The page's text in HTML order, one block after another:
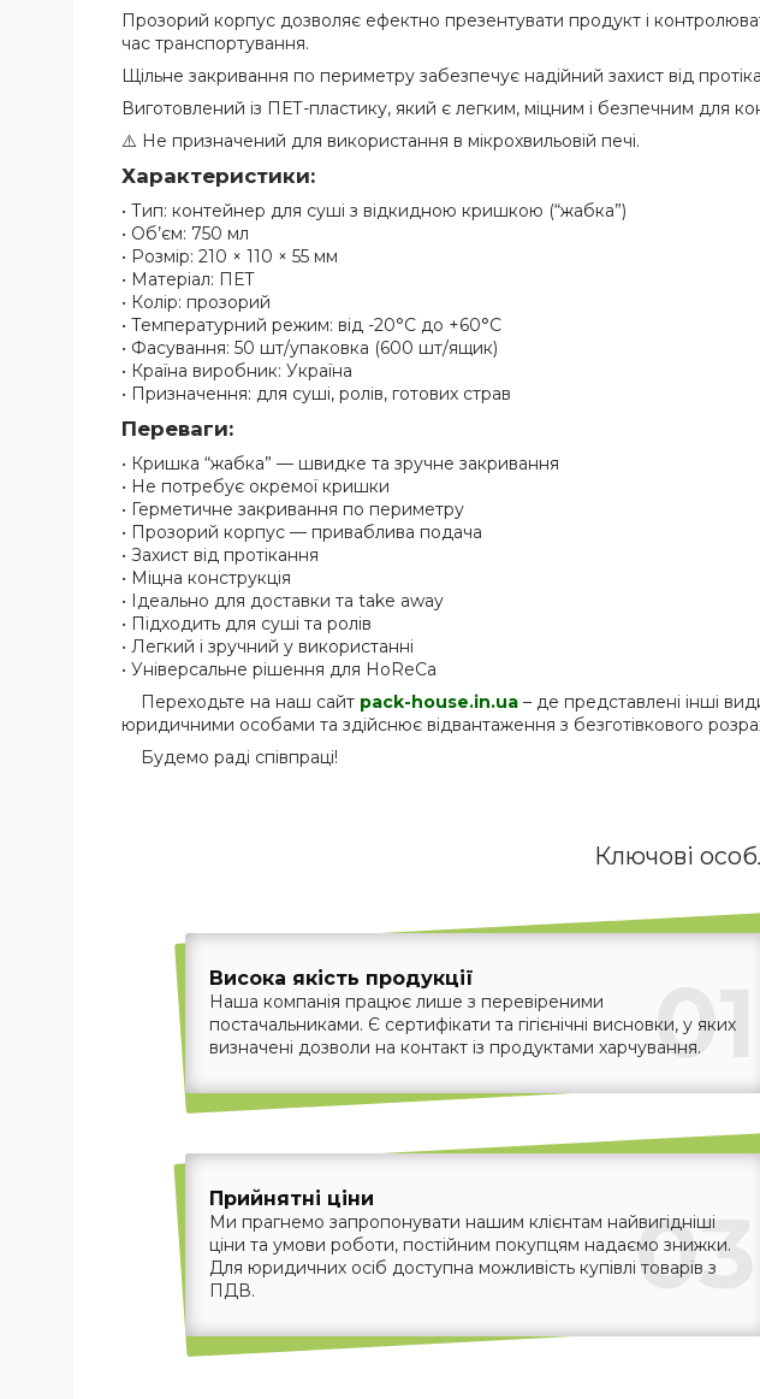
Прозорий корпус дозволяє ефектно презентувати продукт і
час транспортування.
Щільне закривання по периметру забезпечує надійний захист від
Виготовлений із ПЕТ-пластику, який є легким, міцним і безпечним для
⚠️ Не призначений для використання в мікрохвильовій печі.
Характеристики:
• Тип: контейнер для суші з відкидною кришкою (“жабка”)
• Об’єм: 750 мл
• Розмір: 210 × 110 × 55 мм
• Матеріал: ПЕТ
• Колір: прозорий
• Температурний режим: від -20°C до +60°C
• Фасування: 50 шт/упаковка (600 шт/ящик)
• Країна виробник: Україна
• Призначення: для суші, ролів, готових страв
Переваги:
• Кришка “жабка” — швидке та зручне закривання
• Не потребує окремої кришки
• Герметичне закривання по периметру
• Прозорий корпус — приваблива подача
• Захист від протікання
• Міцна конструкція
• Ідеально для доставки та take away
• Підходить для суші та ролів
• Легкий і зручний у використанні
• Універсальне рішення для HoReCa
Переходьте на наш сайт pack-house.in.ua – де представлені інші
юридичними особами та здійснює відвантаження з безготівкового
Будемо раді співпраці!
Ключові
01
Висока якість продукції
Наша компанія працює лише з перевіреними
постачальниками. Є сертифікати та гігієнічні висновки, у яких
визначені дозволи на контакт із продуктами харчування.
03
Прийнятні ціни
Ми прагнемо запропонувати нашим клієнтам найвигідніші
ціни та умови роботи, постійним покупцям надаємо знижки.
Для юридичних осіб доступна можливість купівлі товарів з
ПДВ.